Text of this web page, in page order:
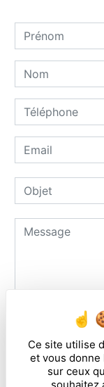
Ce site utilise
et vous donne
sur ceux
En cochant
particulières